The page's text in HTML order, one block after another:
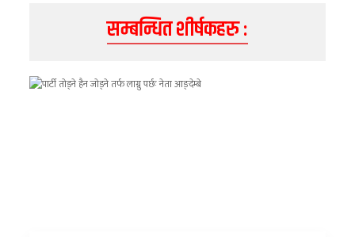
सम्बन्धित शीर्षकहरु :